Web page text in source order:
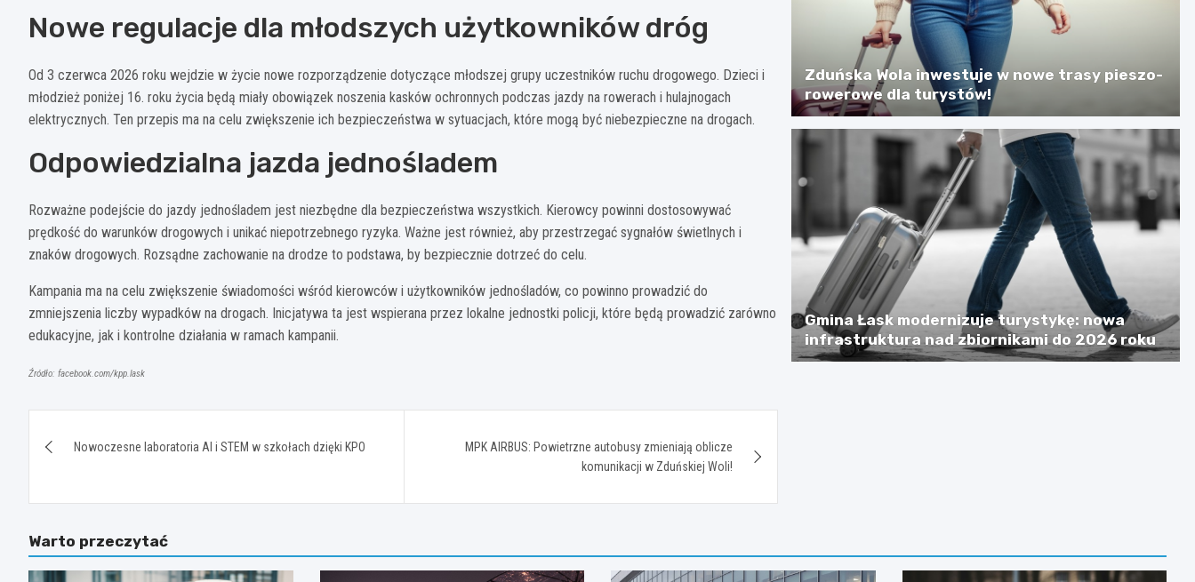
Nowe regulacje dla młodszych użytkowników dróg
Od 3 czerwca 2026 roku wejdzie w życie nowe rozporządzenie dotyczące młodszej grupy uczestników ruchu drogowego. Dzieci i
młodzież poniżej 16. roku życia będą miały obowiązek noszenia kasków ochronnych podczas jazdy na rowerach i hulajnogach
elektrycznych. Ten przepis ma na celu zwiększenie ich bezpieczeństwa w sytuacjach, które mogą być niebezpieczne na drogach.
Odpowiedzialna jazda jednośladem
Rozważne podejście do jazdy jednośladem jest niezbędne dla bezpieczeństwa wszystkich. Kierowcy powinni dostosowywać
prędkość do warunków drogowych i unikać niepotrzebnego ryzyka. Ważne jest również, aby przestrzegać sygnałów świetlnych i
znaków drogowych. Rozsądne zachowanie na drodze to podstawa, by bezpiecznie dotrzeć do celu.
Kampania ma na celu zwiększenie świadomości wśród kierowców i użytkowników jednośladów, co powinno prowadzić do
zmniejszenia liczby wypadków na drogach. Inicjatywa ta jest wspierana przez lokalne jednostki policji, które będą prowadzić zarówno
edukacyjne, jak i kontrolne działania w ramach kampanii.
Źródło: facebook.com/kpp.lask
wpisuNowoczesne laboratoria AI i STEM w szkołach dzięki KPO
MPK AIRBUS: Powietrzne autobusy zmieniają oblicze
komunikacji w Zduńskiej Woli!
Zduńska Wola inwestuje w nowe trasy pieszo-
rowerowe dla turystów!
Gmina Łask modernizuje turystykę: nowa
infrastruktura nad zbiornikami do 2026 roku
Warto przeczytać